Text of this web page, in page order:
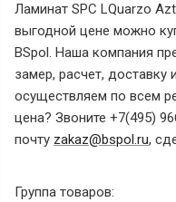
Ламинат SPC LQuarzo
выгодной цене можно
BSpol. Наша компания
замер, расчет,
осуществляем по всем
цена? Звоните +7(495)
почту zakaz@bspol.ru,
Группа товаров: